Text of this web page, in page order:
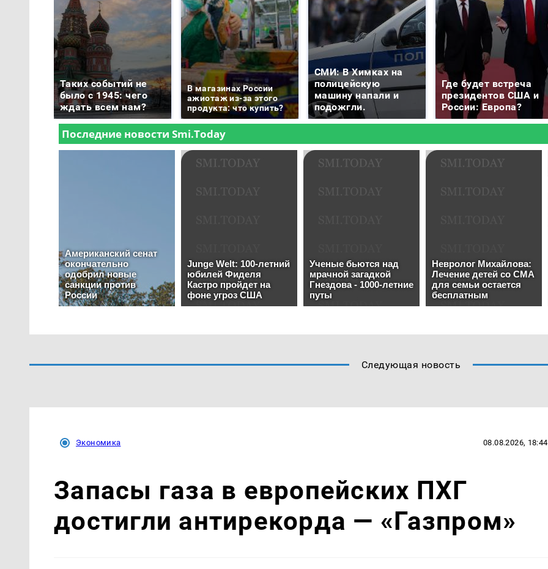
Таких событий не
было с 1945: чего
ждать всем нам?
В магазинах России
ажиотаж из-за этого
продукта: что купить?
СМИ: В Химках на
полицейскую
машину напали и
подожгли.
Где будет встреча
президентов США и
России: Европа?
Следующая новость
Экономика 08.08.2026, 18:44
Запасы газа в европейских ПХГ
достигли антирекорда — «Газпром»